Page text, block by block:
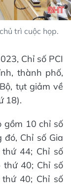
trì cuộc họp.
Chỉ số PCI
thành phố,
tụt giảm về
18).
gồm 10 chỉ số
Chỉ số Gia
44; Chỉ số
40; Chỉ số
40; Chỉ số